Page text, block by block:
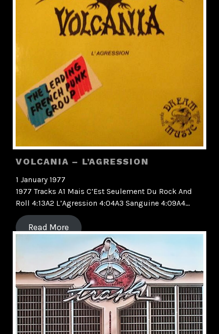
VOLCANIA – L’AGRESSION
1 January 1977
1977 Tracks A1 Mais C’Est Seulement Du Rock And
Roll 4:13A2 L’Agression 4:04A3 Sanguine 4:09A4…
Read More